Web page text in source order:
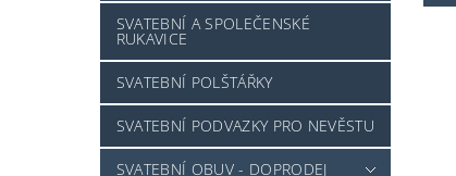
SVATEBNÍ A SPOLEČENSKÉ
RUKAVICE
SVATEBNÍ POLŠTÁŘKY
SVATEBNÍ PODVAZKY PRO NEVĚSTU
SVATEBNÍ OBUV - DOPRODEJ